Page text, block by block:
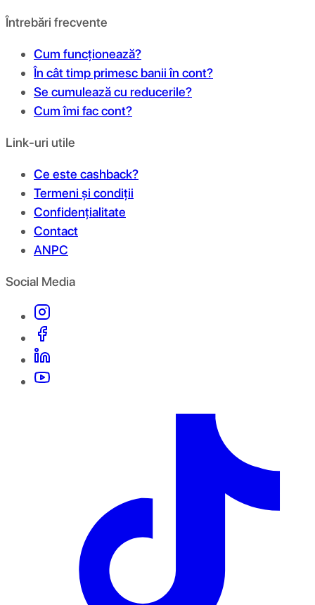
Întrebări frecvente
Cum funcționează?
În cât timp primesc banii în cont?
Se cumulează cu reducerile?
Cum îmi fac cont?
Link-uri utile
Ce este cashback?
Termeni și condiții
Confidențialitate
Contact
ANPC
Social Media